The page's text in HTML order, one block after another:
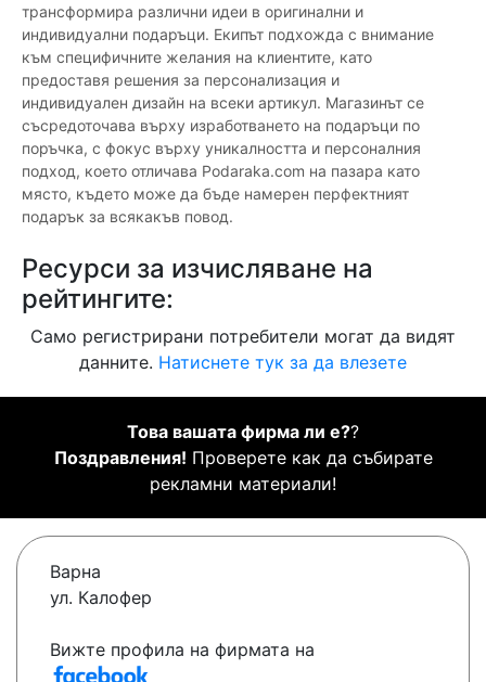
трансформира различни идеи в оригинални и
индивидуални подаръци. Екипът подхожда с внимание
към специфичните желания на клиентите, като
предоставя решения за персонализация и
индивидуален дизайн на всеки артикул. Магазинът се
съсредоточава върху изработването на подаръци по
поръчка, с фокус върху уникалността и персоналния
подход, което отличава Podaraka.com на пазара като
място, където може да бъде намерен перфектният
подарък за всякакъв повод.
Ресурси за изчисляване на
рейтингите:
Само регистрирани потребители могат да видят
данните. Натиснете тук за да влезете
Това вашата фирма ли е??
Поздравления! Проверете как да събирате
рекламни материали!
Варна
ул. Калофер
Вижте профила на фирмата на